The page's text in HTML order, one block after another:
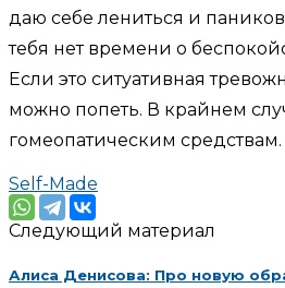
даю себе лениться и
тебя нет времени о
Если это ситуативная
можно попеть. В крайнем
гомеопатическим средствам.
Self-Made
Следующий материал
Алиса Денисова: Про новую